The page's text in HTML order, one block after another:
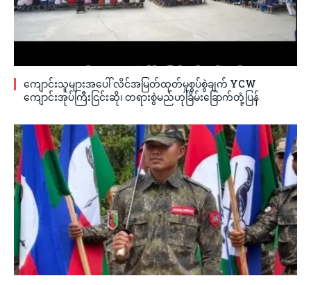
ကျောင်းသူများအပေါ် လိင်အမြတ်ထုတ်မှုစွပ်စွဲချက် YCW
ကျောင်းအုပ်ကြီးငြင်းဆို၊ တရားစွဲမည်ဟုခြိမ်းခြောက်တုံ့ပြန်